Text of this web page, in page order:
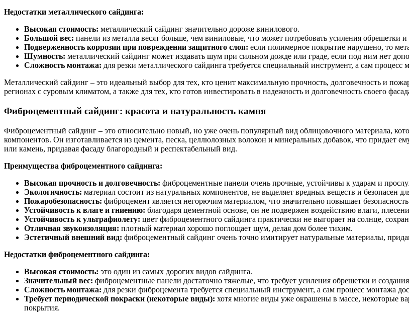
Недостатки металлического сайдинга:
Высокая стоимость: металлический сайдинг значительно дороже винилового.
Большой вес: панели из металла весят больше, чем виниловые, что может потребовать усиления обрешетки
Подверженность коррозии при повреждении защитного слоя: если полимерное покрытие нарушено, то
Шумность: металлический сайдинг может издавать шум при сильном дожде или граде, если под ним нет
Сложность монтажа: для резки металлического сайдинга требуется специальный инструмент, а сам
Металлический сайдинг – это идеальный выбор для тех, кто ценит максимальную прочность, долговечность и
регионах с суровым климатом, а также для тех, кто готов инвестировать в надежность и долговечность своего
Фиброцементный сайдинг: красота и натуральность камня
Фиброцементный сайдинг – это относительно новый, но уже очень популярный вид облицовочного материала,
компонентов. Он изготавливается из цемента, песка, целлюлозных волокон и минеральных добавок, что придает
или камень, придавая фасаду благородный и респектабельный вид.
Преимущества фиброцементного сайдинга:
Высокая прочность и долговечность: фиброцементные панели очень прочные, устойчивы к ударам и
Экологичность: материал состоит из натуральных компонентов, не выделяет вредных веществ и безопасен
Пожаробезопасность: фиброцемент является негорючим материалом, что значительно повышает
Устойчивость к влаге и гниению: благодаря цементной основе, он не подвержен воздействию влаги,
Устойчивость к ультрафиолету: цвет фиброцементного сайдинга практически не выгорает на солнце,
Отличная звукоизоляция: плотный материал хорошо поглощает шум, делая дом более тихим.
Эстетичный внешний вид: фиброцементный сайдинг очень точно имитирует натуральные материалы,
Недостатки фиброцементного сайдинга:
Высокая стоимость: это один из самых дорогих видов сайдинга.
Значительный вес: фиброцементные панели достаточно тяжелые, что требует усиления обрешетки и
Сложность монтажа: для резки фиброцемента требуется специальный инструмент, а сам процесс монтажа
Требует периодической покраски (некоторые виды): хотя многие виды уже окрашены в массе, некоторые
покрытия.